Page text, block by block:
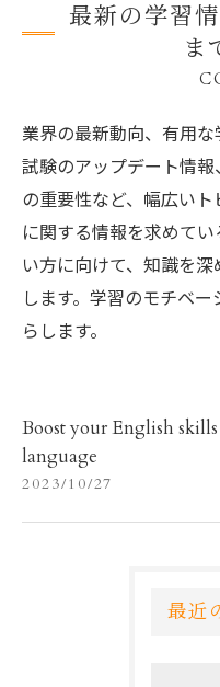
最新の学習
ま
業界の最新動向、有用
試験のアップデート情
の重要性など、幅広い
に関する情報を求めて
い方に向けて、知識を
します。学習のモチベ
らします。
Boost your English skills
language
2023/10/27
最近